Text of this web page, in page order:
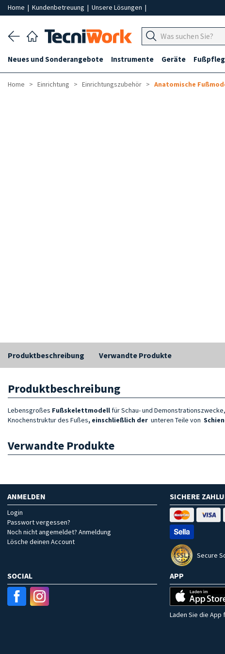
Home | Kundenbetreuung | Unsere Lösungen |
Neues und Sonderangebote Instrumente Geräte
Home Einrichtung Einrichtungszubehör Anatomische
Produktbeschreibung Verwandte Produkte
Produktbeschreibung
Lebensgroßes Fußskelettmodell für Schau- und
Knochenstruktur des Fußes, einschließlich der unteren Teile von
Verwandte Produkte
ANMELDEN
Login
Passwort vergessen?
Noch nicht angemeldet? Anmeldung
Lösche deinen Account
SICHERE
Secure
SOCIAL APP
Laden Sie die App